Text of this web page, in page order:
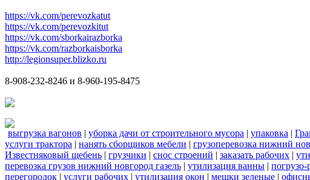
https://vk.com/perevozkatut
https://vk.com/perevozkitut
https://vk.com/sborkairazborka
https://vk.com/razborkaisborka
http://legionsuper.blizko.ru
8-908-232-8246 и 8-960-195-8475
выгрузка вагонов | уборка дачи от строительного мусора | упаковка |
услуги трактора | нанять сборщиков мебели | грузоперевозка нижний
Известняковый щебень | грузчики | снос строений | заказать рабочих |
перевозка грузов нижний новгород газель | утилизация ванны | погрузо-
перегородок | услуги рабочих | утилизация окон | мешки зеленые |